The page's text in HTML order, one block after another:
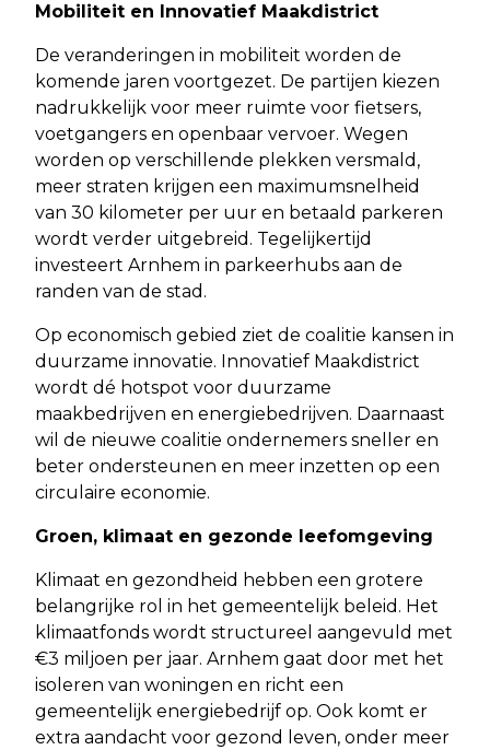
Mobiliteit en Innovatief Maakdistrict
De veranderingen in mobiliteit worden de
komende jaren voortgezet. De partijen kiezen
nadrukkelijk voor meer ruimte voor fietsers,
voetgangers en openbaar vervoer. Wegen
worden op verschillende plekken versmald,
meer straten krijgen een maximumsnelheid
van 30 kilometer per uur en betaald parkeren
wordt verder uitgebreid. Tegelijkertijd
investeert Arnhem in parkeerhubs aan de
randen van de stad.
Op economisch gebied ziet de coalitie kansen in
duurzame innovatie. Innovatief Maakdistrict
wordt dé hotspot voor duurzame
maakbedrijven en energiebedrijven. Daarnaast
wil de nieuwe coalitie ondernemers sneller en
beter ondersteunen en meer inzetten op een
circulaire economie.
Groen, klimaat en gezonde leefomgeving
Klimaat en gezondheid hebben een grotere
belangrijke rol in het gemeentelijk beleid. Het
klimaatfonds wordt structureel aangevuld met
€3 miljoen per jaar. Arnhem gaat door met het
isoleren van woningen en richt een
gemeentelijk energiebedrijf op. Ook komt er
extra aandacht voor gezond leven, onder meer